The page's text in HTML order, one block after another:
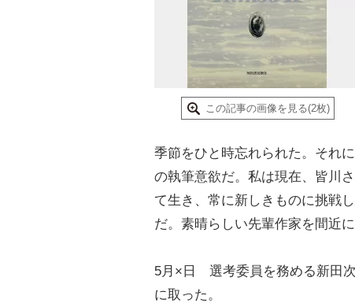
この記事の画像を見る(2枚)
季節をひと時忘れられた。それ
の執筆意欲だ。私は現在、皆川
て生き、常に新しきものに挑戦
だ。素晴らしい先輩作家を間近
5月×日 選考委員を務める新田
に取った。